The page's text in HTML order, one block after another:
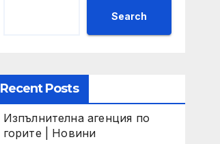
Search
Recent Posts
Изпълнителна агенция по
горите | Новини